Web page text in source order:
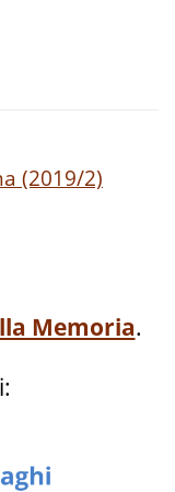
(2019/2)
Memoria.